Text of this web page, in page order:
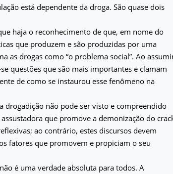
está dependente da droga. São quase dois
haja o reconhecimento de que, em nome do
que produzem e são produzidas por uma
as drogas como “o problema social”. Ao
questões que são mais importantes e clamam
de como se instaurou esse fenômeno na
drogadição não pode ser visto e compreendido
que promove a demonização do
ao contrário, estes discursos devem
fatores que promovem e propiciam o seu
é uma verdade absoluta para todos. A